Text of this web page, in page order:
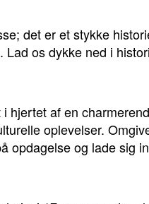
det er et stykke
os dykke ned i
hjertet af en
oplevelser.
opdagelse og lade sig